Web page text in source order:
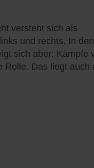
versteht sich als
und rechts. In den
sich aber: Kämpfe
Rolle. Das liegt auch